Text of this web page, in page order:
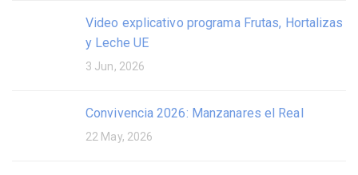
Video explicativo programa Frutas, Hortalizas
y Leche UE
3 Jun, 2026
Convivencia 2026: Manzanares el Real
22 May, 2026